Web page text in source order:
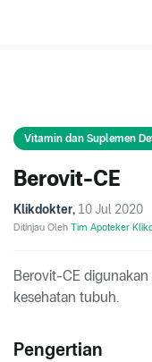
Vitamin dan Suplemen
Berovit-CE
Klikdokter, 10 Jul 2020
Ditinjau Oleh Tim Apoteker
Berovit-CE
kesehatan tubuh.
Pengertian